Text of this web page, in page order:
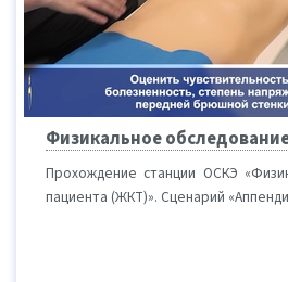
Физикальное
Прохождение станции ОСКЭ
пациента (ЖКТ)». Сценарий